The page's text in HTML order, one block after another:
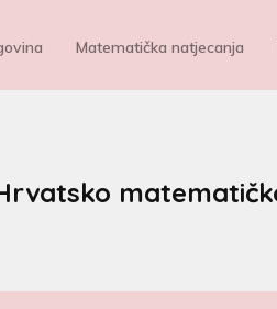
Matematička natjecanja